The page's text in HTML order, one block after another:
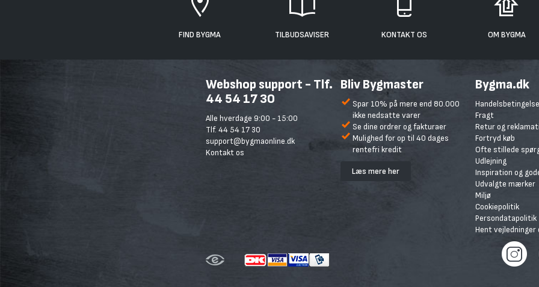
FIND BYGMA TILBUDSAVISER KONTAKT OS OM BYGMA
Webshop support - Tlf.
44 54 17 30
Alle hverdage 9:00 - 15:00
Tlf. 44 54 17 30
support@bygmaonline.dk
Kontakt os
Bliv Bygmaster
Spar 10% på mere end 80.000
ikke nedsatte varer
Se dine ordrer og fakturaer
Mulighed for op til 40 dages
rentefri kredit
Læs mere her
Bygma.dk
Fragt
Retur og
Fortryd køb
Ofte stillede
Udlejning
Inspiration og
Udvalgte mærker
Miljø
Cookiepolitik
Persondatapolitik
Hent vejledninger